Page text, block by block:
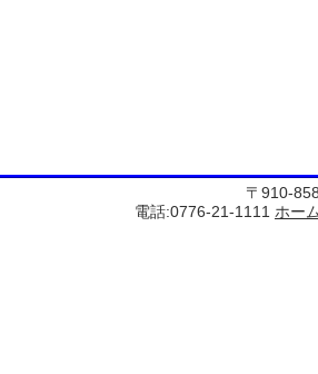
〒910-
電話:0776-21-1111 ホー